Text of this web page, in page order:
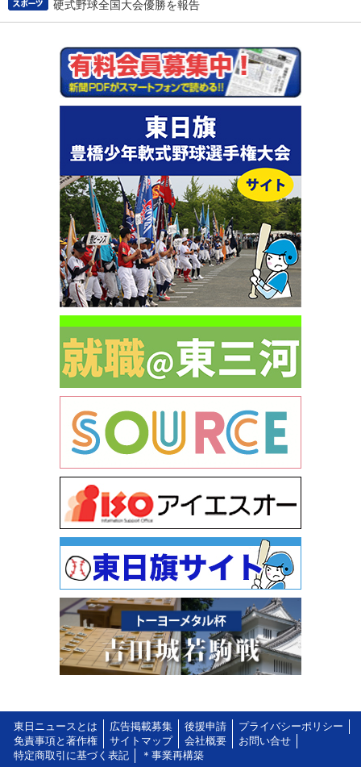
硬式野球全国大会優勝を報告
東日ニュースとは 広告掲載募集 後援申請
プライバシーポリシー
免責事項と著作権
サイトマップ 会社概要
お問い合せ
特定商取引に基づく表記
＊事業再構築